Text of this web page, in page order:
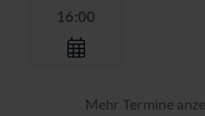
16:00
Mehr Termine